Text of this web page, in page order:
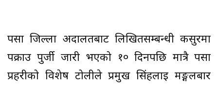
पर्सा जिल्ला अदालतबाट लिखितसम्बन्धी कसुरमा
पक्राउ पुर्जी जारी भएको १० दिनपछि मात्रै पर्सा
प्रहरीको विशेष टोलीले प्रमुख सिंहलाई मङ्गलबार